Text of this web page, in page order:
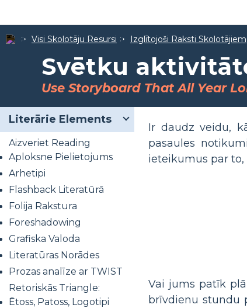
Visi Skolotāju Resursi Izglītojoši Raksti Skolotājiem
Svētku
Use Storyboard That All Year
Literārie Elements
Aizveriet Reading
Aploksne Pielietojums
Arhetipi
Flashback Literatūrā
Folija Rakstura
Foreshadowing
Grafiska Valoda
Literatūras Norādes
Prozas analīze ar TWIST
Retoriskās Triangle:
Ētoss, Patoss, Logotipi
Ir daudz veidu,
pasaules
ieteikumus par
Vai jums patīk
brīvdienu stundu